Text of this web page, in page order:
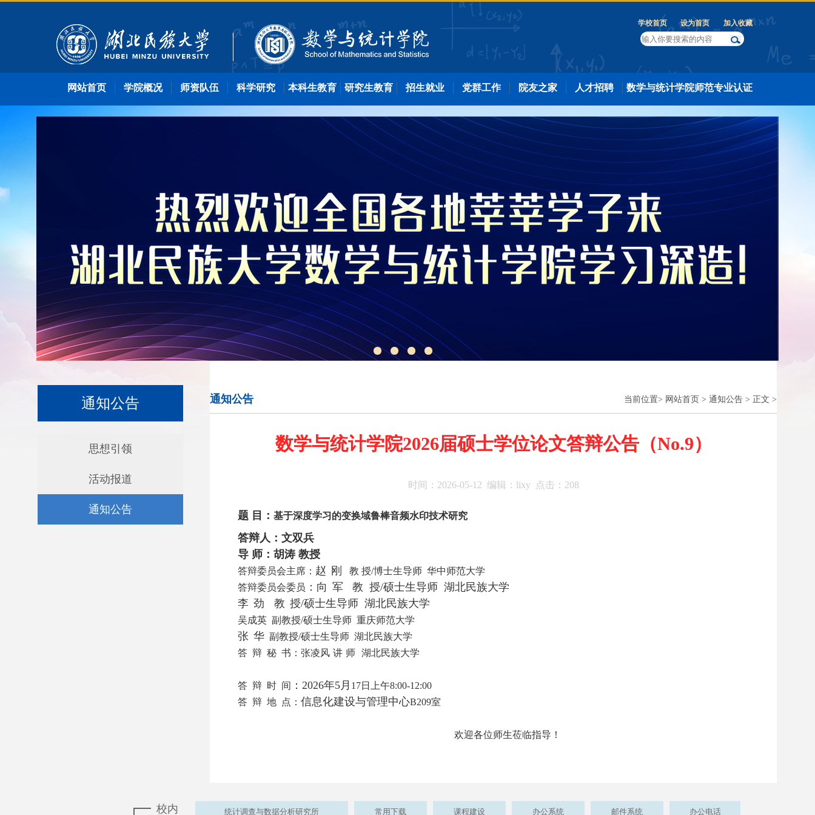
学校首页 设为首页 加入收藏
网站首页 学院概况 师资队伍 科学研究 本科生教育 研究生教育 招生就业 党群工作 院友之家 人才招聘 数学与统计学院师范专业认证
通知公告
思想引领
活动报道
通知公告
通知公告 当前位置> 网站首页 > 通知公告 > 正文 >
数学与统计学院2026届硕士学位论文答辩公告（No.9）
时间：2026-05-12 编辑：lixy 点击： 208
题 目： 基于深度学习的变换域鲁棒音频水印技术研究
答辩人：文双兵
导 师：胡涛 教授
答辩委员会主席 ： 赵 刚
教 授/博士生导师 华中师范大学
答辩委员会委员 ：向 军 教 授/硕士生导师 湖北民族大学
李 劲 教 授/硕士生导师 湖北民族大学
吴成英 副教授/硕士生导师 重庆师范大学
张 华 副教授/硕士生导师 湖北民族大学
答辩秘 书 ： 张凌风 讲 师 湖北民族大学
答辩时 间 ： 2026年5月 1 7日上午8:00-12:00
答辩地 点 ： 信息化建设与管理中心B209室
欢迎各位师生莅临指导！
校内 统计调查与数据分析研究所 常用下载 课程建设 办公系统 邮件系统 办公电话